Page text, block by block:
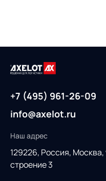
+7 (495) 961-26-09
info@axelot.ru
Наш адрес
129226, Россия, Москва,
строение 3